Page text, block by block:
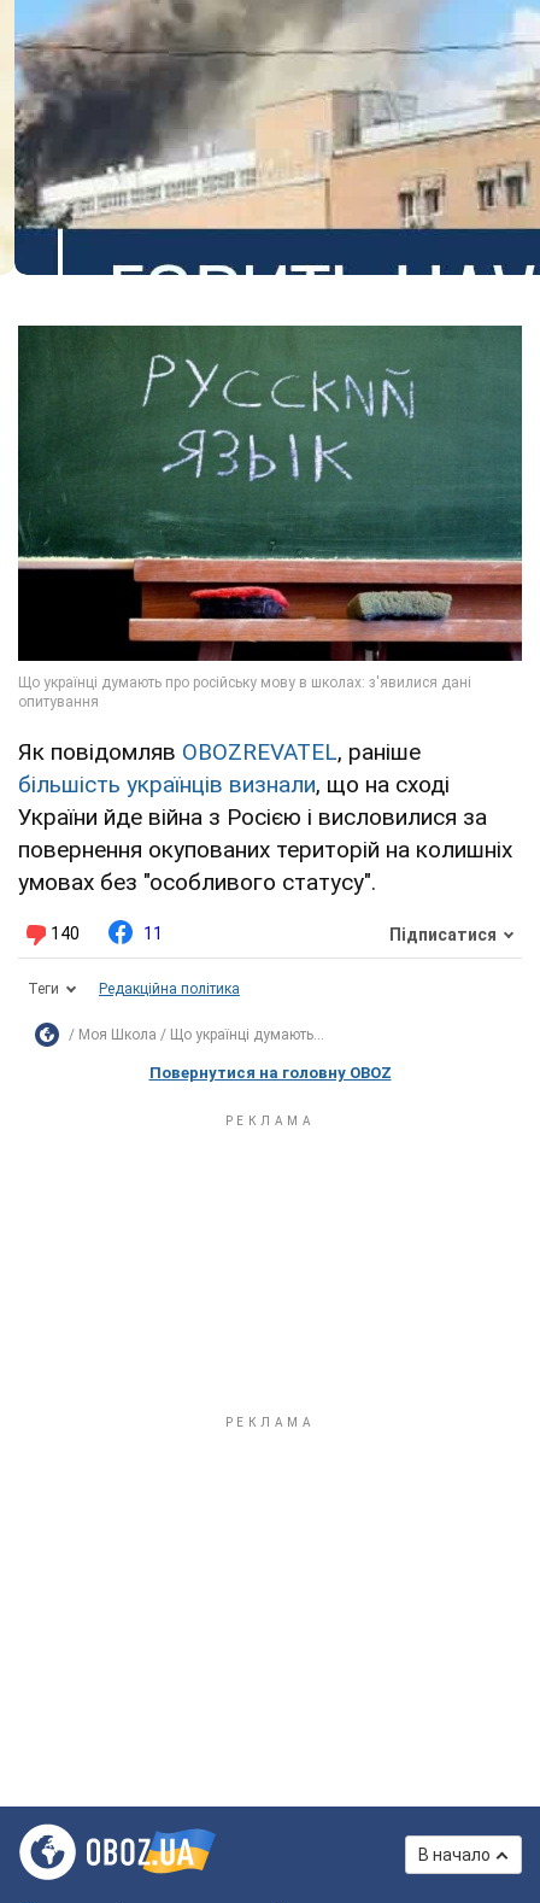
Як повідомляв OBOZREVATEL, раніше
більшість українців визнали, що на сході
України йде війна з Росією і висловилися за
повернення окупованих територій на колишніх
умовах без "особливого статусу".
140 11 Підписатися
Теги Редакційна політика
Моя Школа Що українці думають...
Повернутися на головну OBOZ
В начало